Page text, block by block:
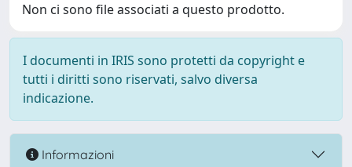
Non ci sono file associati a questo prodotto.
I documenti in IRIS sono protetti da copyright e
tutti i diritti sono riservati, salvo diversa
indicazione.
Informazioni